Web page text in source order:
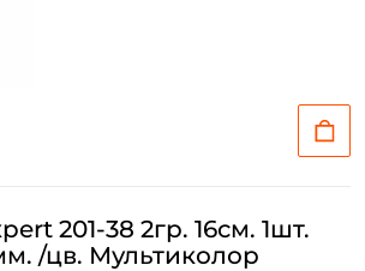
201-38 2гр. 16см. 1шт.
/цв. Мультиколор